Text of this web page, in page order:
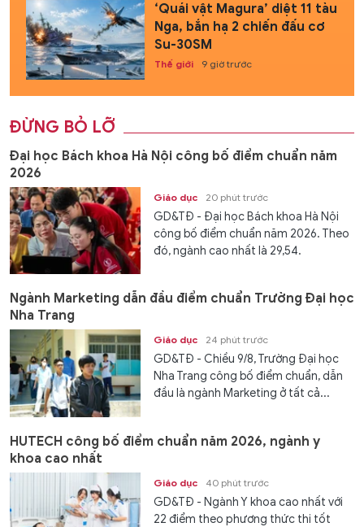
‘Quái vật Magura’ diệt 11 tàu
Nga, bắn hạ 2 chiến đấu cơ
Su-30SM
Thế giới 9 giờ trước
ĐỪNG BỎ LỠ
Đại học Bách khoa Hà Nội công bố điểm chuẩn năm
2026
Giáo dục 20 phút trước
GD&TĐ - Đại học Bách khoa Hà Nội
công bố điểm chuẩn năm 2026. Theo
đó, ngành cao nhất là 29,54.
Ngành Marketing dẫn đầu điểm chuẩn Trường Đại học
Nha Trang
Giáo dục 24 phút trước
GD&TĐ - Chiều 9/8, Trường Đại học
Nha Trang công bố điểm chuẩn, dẫn
đầu là ngành Marketing ở tất cả...
HUTECH công bố điểm chuẩn năm 2026, ngành y
khoa cao nhất
Giáo dục 40 phút trước
GD&TĐ - Ngành Y khoa cao nhất với
22 điểm theo phương thức thi tốt